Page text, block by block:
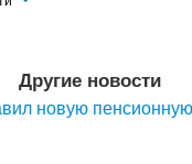
Другие новости
новую